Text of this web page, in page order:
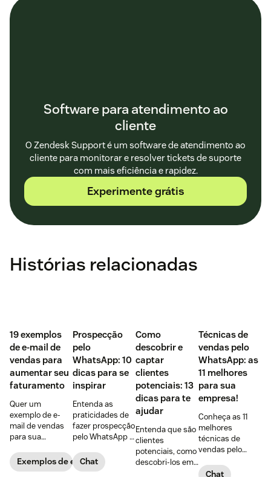
Software para atendimento ao
cliente
O Zendesk Support é um software de atendimento ao
cliente para monitorar e resolver tickets de suporte
com mais eficiência e rapidez.
Experimente grátis
Histórias relacionadas
‌19 exemplos
de e-mail de
vendas para
aumentar seu
faturamento
Quer um
exemplo de e-
mail de vendas
para sua
Confira 19
opções, incluindo
Exemplos de e-mails de vendas
Prospecção
pelo
WhatsApp: 10
dicas para se
inspirar
Entenda as
praticidades de
fazer prospecção
pelo WhatsApp +
PRÁTICAS para
começar agora
Chat
Como
descobrir e
captar
clientes
potenciais: 13
dicas para te
ajudar
Entenda que são
clientes
potenciais, como
descobri-los em
Técnicas de
vendas pelo
WhatsApp: as
11 melhores
para sua
empresa!
Conheça as 11
melhores
técnicas de
vendas pelo
vantagens de
Chat